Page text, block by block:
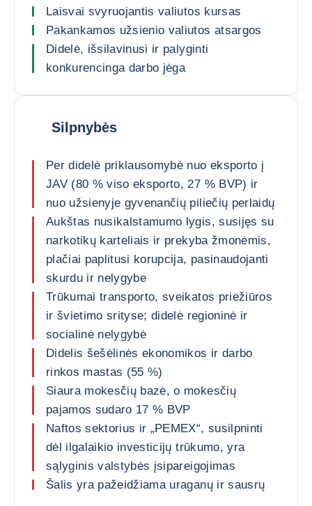
Laisvai svyruojantis valiutos kursas
Pakankamos užsienio valiutos atsargos
Didelė, išsilavinusi ir palyginti
konkurencinga darbo jėga
Silpnybės
Per didelė priklausomybė nuo eksporto į
JAV (80 % viso eksporto, 27 % BVP) ir
nuo užsienyje gyvenančių piliečių perlaidų
Aukštas nusikalstamumo lygis, susijęs su
narkotikų karteliais ir prekyba žmonėmis,
plačiai paplitusi korupcija, pasinaudojanti
skurdu ir nelygybe
Trūkumai transporto, sveikatos priežiūros
ir švietimo srityse; didelė regioninė ir
socialinė nelygybė
Didelis šešėlinės ekonomikos ir darbo
rinkos mastas (55 %)
Siaura mokesčių bazė, o mokesčių
pajamos sudaro 17 % BVP
Naftos sektorius ir „PEMEX“, susilpninti
dėl ilgalaikio investicijų trūkumo, yra
sąlyginis valstybės įsipareigojimas
Šalis yra pažeidžiama uraganų ir sausrų